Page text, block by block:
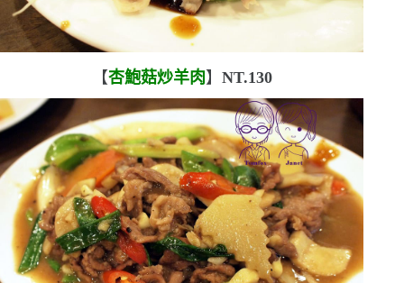
【杏鮑菇炒羊肉】 NT.130